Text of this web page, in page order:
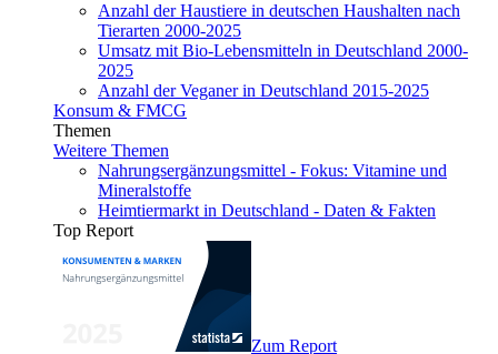
Anzahl der Haustiere in deutschen Haushalten nach
Tierarten 2000-2025
Umsatz mit Bio-Lebensmitteln in Deutschland 2000-
2025
Anzahl der Veganer in Deutschland 2015-2025
Konsum & FMCG
Themen
Weitere Themen
Nahrungsergänzungsmittel - Fokus: Vitamine und
Mineralstoffe
Heimtiermarkt in Deutschland - Daten & Fakten
Top Report
Zum Report